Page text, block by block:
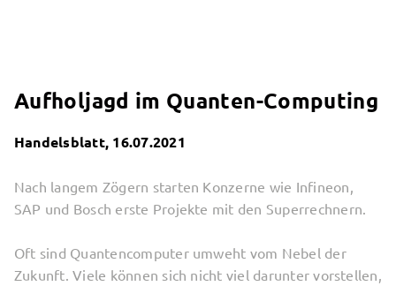
Aufholjagd im Quanten-Computing
Handelsblatt, 16.07.2021
Nach langem Zögern starten Konzerne wie Infineon,
SAP und Bosch erste Projekte mit den Superrechnern.
Oft sind Quantencomputer umweht vom Nebel der
Zukunft. Viele können sich nicht viel darunter vorstellen,